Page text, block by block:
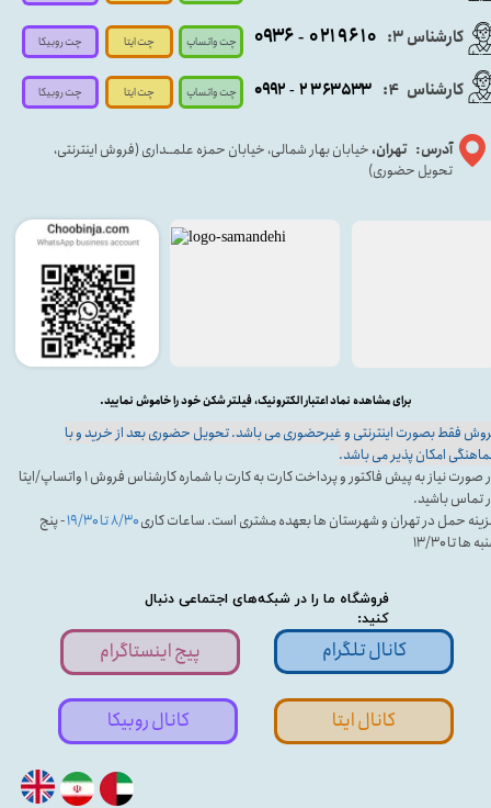
فروشگاه ما را در شبکه‌های اجتماعی دنبال
کنید:
آدرس: تهران، خیابان بهار شمالی، خیابان حمزه علمــداری (فروش اینترنتی،
تحویل حضوری)
کارشناس ۳: ۰۲۱۹۶۱۰ -۰۹۳۶
فقط بصورت اینترنتی و غیرحضوری می باشد. تحویل حضوری بعد از خرید و با
امکان پذیر می باشد.
در صورت نیاز به پیش فاکتور و پرداخت کارت به کارت با شماره کارشناس فروش ۱ واتساپ/ایتا
تماس باشید.
حمل در تهران و شهرستان ها بعهده مشتری است. ساعات کاری۸/۳۰ تا ۱۹/۳۰
- پنج
ها تا ۱۳/۳۰
برای مشاهده نماد اعتبار الکترونیک، فیلتر شکن خود را خاموش نمایید.
پیج اینستاگرام کانال تلگرام
کانال ایتا کانال روبیکا
کارشناس 4
: ۲۳۶۳۵۳۳ - ۰۹۹۲ چت واتساپ
چت واتساپ چت ایتا
چت ایتا
چت روبیکا
چت روبیکا